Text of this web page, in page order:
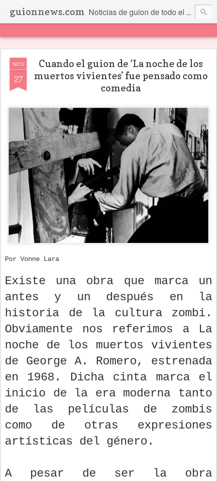
guionnews.com Noticias de guion de todo el mundo... Y más.
NOV
27
Cuando el guion de ‘La noche de los
muertos vivientes’ fue pensado como
comedia
Por Vonne Lara
Existe una obra que marca un
antes y un después en la
historia de la cultura zombi.
Obviamente nos referimos a La
noche de los muertos vivientes
de George A. Romero, estrenada
en 1968. Dicha cinta marca el
inicio de la era moderna tanto
de las películas de zombis
como de otras expresiones
artísticas del género.
A pesar de ser la obra